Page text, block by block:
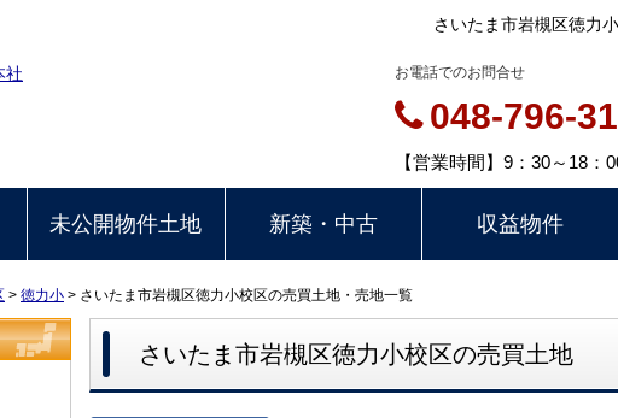
さいたま市岩槻区徳力
お電話でのお問合せ
048-796-
【営業時間】9：30～18
未公開物件土地 新築・中古 収益物件
> 徳力小 > さいたま市岩槻区徳力小校区の売買土地・売地一覧
さいたま市岩槻区徳力小校区の売買土地